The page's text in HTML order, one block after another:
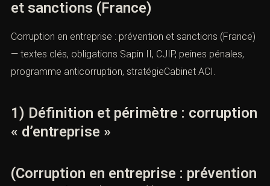
prévention et sanctions (France)
Corruption en entreprise : prévention et sanctions
(France) — textes clés, obligations Sapin II, CJIP, peines
pénales, programme anticorruption, stratégieCabinet
1) Définition et périmètre :